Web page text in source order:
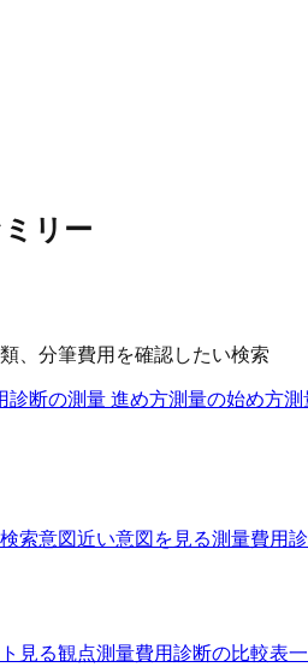
リー
、分筆費用を確認したい検索
診断の測量 進め方測量の始め方測
索意図近い意図を見る測量費用
見る観点測量費用診断の比較表